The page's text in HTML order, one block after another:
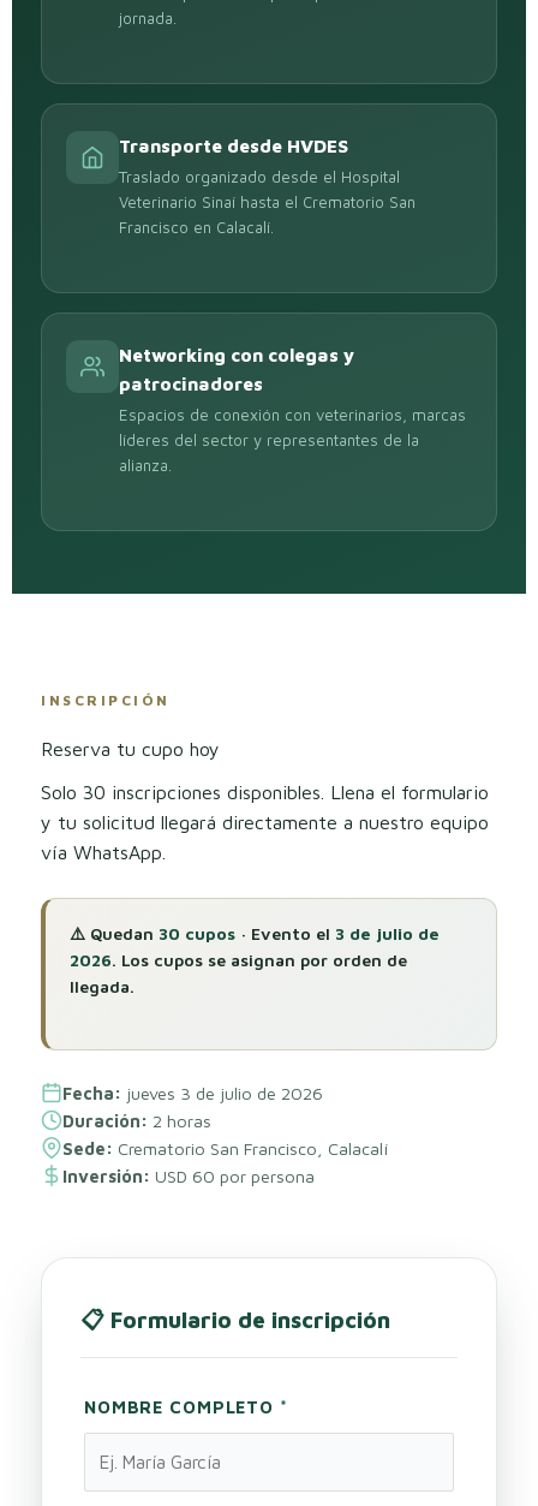
jornada.
Transporte desde HVDES
Traslado organizado desde el Hospital
Veterinario Sinaí hasta el Crematorio San
Francisco en Calacalí.
Networking con colegas y
patrocinadores
Espacios de conexión con veterinarios, marcas
líderes del sector y representantes de la
alianza.
INSCRIPCIÓN
Reserva tu cupo hoy
Solo 30 inscripciones disponibles. Llena el formulario
y tu solicitud llegará directamente a nuestro equipo
vía WhatsApp.
⚠️ Quedan 30 cupos · Evento el 3 de julio de
2026. Los cupos se asignan por orden de
llegada.
Fecha: jueves 3 de julio de 2026
Duración: 2 horas
Sede: Crematorio San Francisco, Calacalí
Inversión: USD 60 por persona
📋 Formulario de inscripción
NOMBRE COMPLETO *